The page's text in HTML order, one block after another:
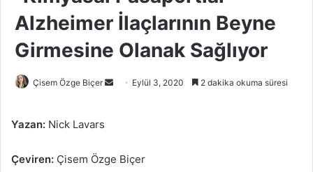
Alzheimer İlaçlarının Beyne
Girmesine Olanak Sağlıyor
Çisem Özge Biçer
Bir
Eylül 3, 2020 2 dakika okuma süresi
Yazan: Nick Lavars
Çeviren: Çisem Özge Biçer